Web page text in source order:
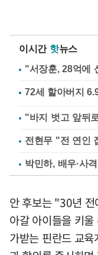
이시간 핫뉴스
"서장훈, 28억에
"바지 벗고 앞뒤
전현무 "전 연인
박민하, 배우·사
안 후보는 "30년
아갈 아이들을 키
가받는 핀란드 교